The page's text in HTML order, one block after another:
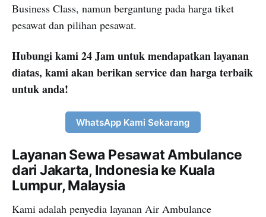
Business Class, namun bergantung pada harga tiket
pesawat dan pilihan pesawat.
Hubungi kami 24 Jam untuk mendapatkan layanan
diatas, kami akan berikan service dan harga terbaik
untuk anda!
WhatsApp Kami Sekarang
Layanan Sewa Pesawat Ambulance
dari Jakarta, Indonesia ke Kuala
Lumpur, Malaysia
Kami adalah penyedia layanan Air Ambulance